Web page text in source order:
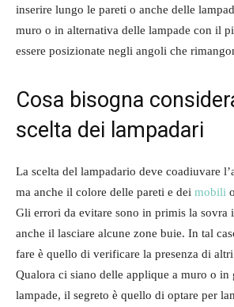
inserire lungo le pareti o anche delle
muro o in alternativa delle lampade con il
essere posizionate negli angoli che
Cosa bisogna
scelta dei lampadari
La scelta del lampadario deve coadiuvare
ma anche il colore delle pareti e dei mobili
Gli errori da evitare sono in primis la sovra
anche il lasciare alcune zone buie. In tal
fare è quello di verificare la presenza di
Qualora ci siano delle applique a muro o in
lampade, il segreto è quello di optare per